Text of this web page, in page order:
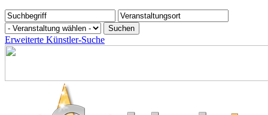
Erweiterte Künstler-Suche